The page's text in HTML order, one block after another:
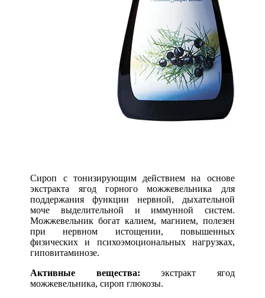
Сироп с тонизирующим действием на основе
экстракта ягод горного можжевельника для
поддержания функции нервной, дыхательной
моче выделительной и иммунной систем.
Можжевельник богат калием, магнием, полезен
при нервном истощении, повышенных
физических и психоэмоциональных нагрузках,
гиповитаминозе.
Активные вещества: экстракт ягод
можжевельника, сироп глюкозы.